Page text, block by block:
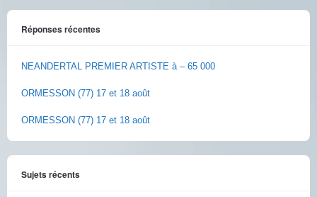
Réponses récentes
NEANDERTAL PREMIER ARTISTE à – 65 000
ORMESSON (77) 17 et 18 août
ORMESSON (77) 17 et 18 août
Sujets récents